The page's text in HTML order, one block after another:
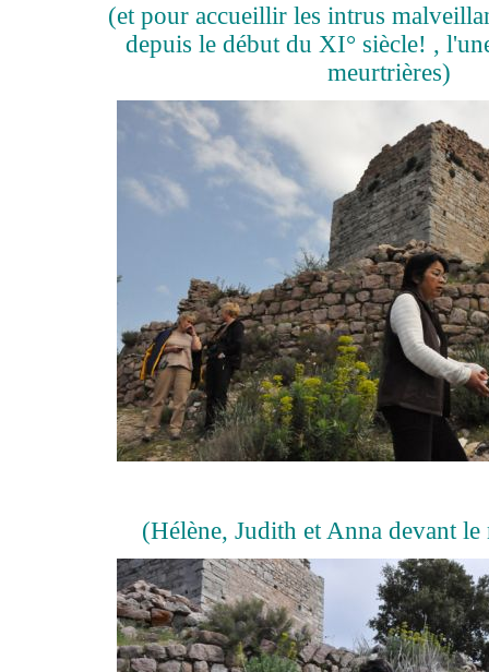
(et pour accueillir les intrus
depuis le début du XI° siècle! ,
meurtrières)
(Hélène, Judith et Anna devant le